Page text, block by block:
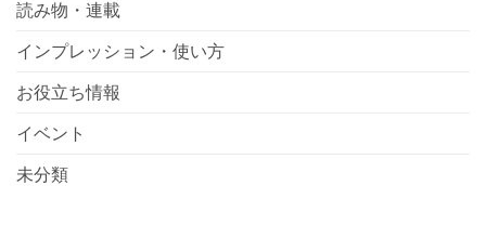
読み物・連載
インプレッション・使い方
お役立ち情報
イベント
未分類